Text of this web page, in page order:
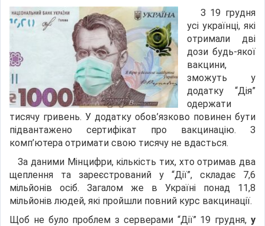
З 19 грудня
усі українці, які
отримали дві
дози будь-якої
вакцини,
зможуть у
додатку “Дія”
одержати
тисячу гривень. У додатку обов’язково повинен бути
підвантажено сертифікат про вакцинацію. З
комп’ютера отримати свою тисячу не вдасться.
За даними Мінцифри, кількість тих, хто отримав два
щеплення та зареєстрований у “Дії”, складає 7,6
мільйонів осіб. Загалом же в Україні понад 11,8
мільйонів людей, які пройшли повний курс вакцинації.
Щоб не було проблем з серверами “Дії” 19 грудня, у